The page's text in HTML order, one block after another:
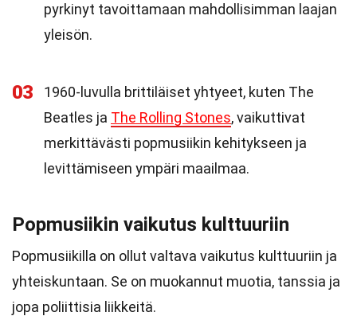
pyrkinyt tavoittamaan mahdollisimman laajan
yleisön.
03
1960-luvulla brittiläiset yhtyeet, kuten The
Beatles ja The Rolling Stones, vaikuttivat
merkittävästi popmusiikin kehitykseen ja
levittämiseen ympäri maailmaa.
Popmusiikin vaikutus kulttuuriin
Popmusiikilla on ollut valtava vaikutus kulttuuriin ja
yhteiskuntaan. Se on muokannut muotia, tanssia ja
jopa poliittisia liikkeitä.